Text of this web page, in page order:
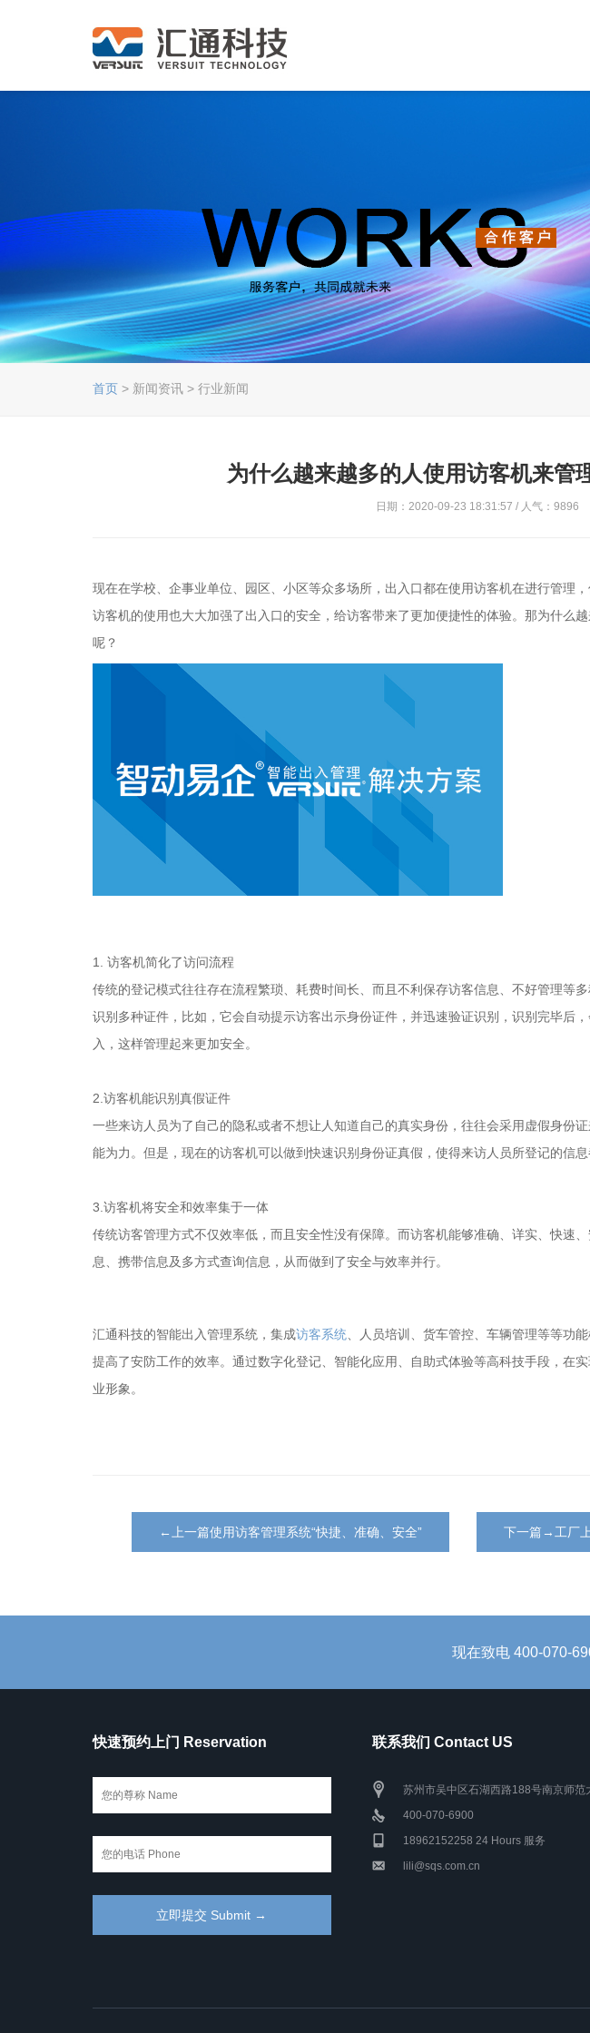
首页 > 新闻资讯 > 行业新闻
为什么越来越多的人使用访客机来管
日期：2020-09-23 18:31:57 / 人气：9896
现在在学校、企事业单位、园区、小区等众多场所，出入口都在使用访客机在进行管理
访客机的使用也大大加强了出入口的安全，给访客带来了更加便捷性的体验。那为什么
呢？
1. 访客机简化了访问流程
传统的登记模式往往存在流程繁琐、耗费时间长、而且不利保存访客信息、不好管理等
识别多种证件，比如，它会自动提示访客出示身份证件，并迅速验证识别，识别完毕后
入，这样管理起来更加安全。
2.访客机能识别真假证件
一些来访人员为了自己的隐私或者不想让人知道自己的真实身份，往往会采用虚假身份
能为力。但是，现在的访客机可以做到快速识别身份证真假，使得来访人员所登记的信
3.访客机将安全和效率集于一体
传统访客管理方式不仅效率低，而且安全性没有保障。而访客机能够准确、详实、快速
息、携带信息及多方式查询信息，从而做到了安全与效率并行。
汇通科技的智能出入管理系统，集成访客系统 、人员培训、货车管控、车辆管理等等功
提高了安防工作的效率。通过数字化登记、智能化应用、自助式体验等高科技手段，在
业形象。
←上一篇使用访客管理系统“快捷、准确、安全” 下一篇→工厂
现在致电 400-070-
快速预约上门 Reservation 联系我们 Contact US
苏州市吴中区石湖西路188号南京师范
400-070-6900
18962152258 24 Hours 服务
lili@sqs.com.cn